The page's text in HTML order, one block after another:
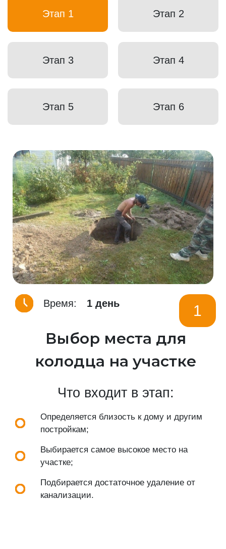
Этап 1 Этап 2
Этап 3 Этап 4
Этап 5 Этап 6
Время: 1 день 1
Выбор места для
колодца на участке
Что входит в этап:
Определяется близость к дому и другим
постройкам;
Выбирается самое высокое место на
участке;
Подбирается достаточное удаление от
канализации.